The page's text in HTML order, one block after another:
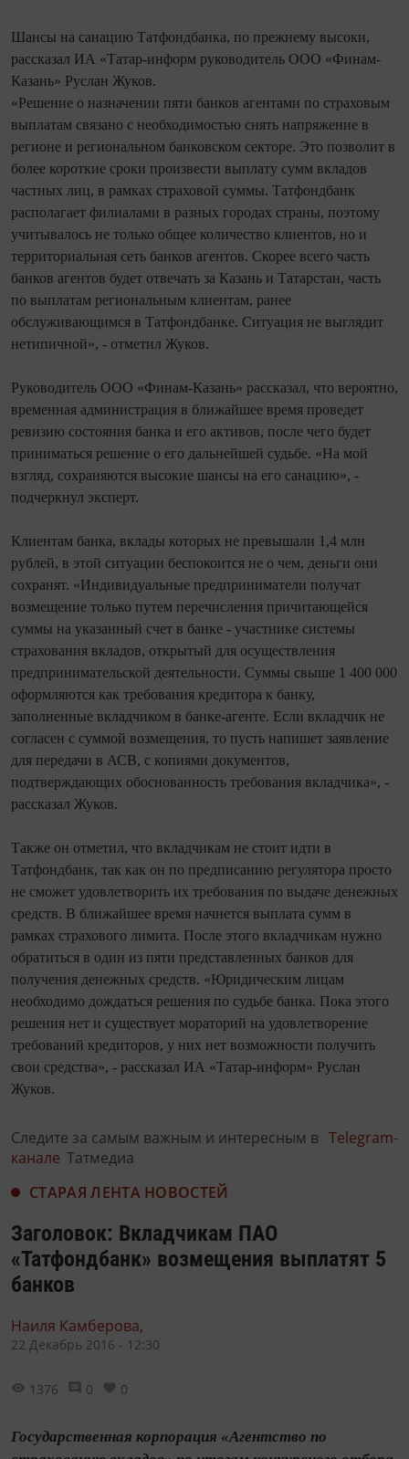
Шансы на санацию Татфондбанка, по прежнему высоки,
рассказал ИА «Татар-информ руководитель ООО «Финам-
Казань» Руслан Жуков.
«Решение о назначении пяти банков агентами по страховым
выплатам связано с необходимостью снять напряжение в
регионе и региональном банковском секторе. Это позволит в
более короткие сроки произвести выплату сумм вкладов
частных лиц, в рамках страховой суммы. Татфондбанк
располагает филиалами в разных городах страны, поэтому
учитывалось не только общее количество клиентов, но и
территориальная сеть банков агентов. Скорее всего часть
банков агентов будет отвечать за Казань и Татарстан, часть
по выплатам региональным клиентам, ранее
обслуживающимся в Татфондбанке. Ситуация не выглядит
нетипичной», - отметил Жуков.
Руководитель ООО «Финам-Казань» рассказал, что вероятно,
временная администрация в ближайшее время проведет
ревизию состояния банка и его активов, после чего будет
приниматься решение о его дальнейшей судьбе. «На мой
взгляд, сохраняются высокие шансы на его санацию», -
подчеркнул эксперт.
Клиентам банка, вклады которых не превышали 1,4 млн
рублей, в этой ситуации беспокоится не о чем, деньги они
сохранят. «Индивидуальные предприниматели получат
возмещение только путем перечисления причитающейся
суммы на указанный счет в банке - участнике системы
страхования вкладов, открытый для осуществления
предпринимательской деятельности. Суммы свыше 1 400 000
оформляются как требования кредитора к банку,
заполненные вкладчиком в банке-агенте. Если вкладчик не
согласен с суммой возмещения, то пусть напишет заявление
для передачи в АСВ, с копиями документов,
подтверждающих обоснованность требования вкладчика», -
рассказал Жуков.
Также он отметил, что вкладчикам не стоит идти в
Татфондбанк, так как он по предписанию регулятора просто
не сможет удовлетворить их требования по выдаче денежных
средств. В ближайшее время начнется выплата сумм в
рамках страхового лимита. После этого вкладчикам нужно
обратиться в один из пяти представленных банков для
получения денежных средств. «Юридическим лицам
необходимо дождаться решения по судьбе банка. Пока этого
решения нет и существует мораторий на удовлетворение
требований кредиторов, у них нет возможности получить
свои средства», - рассказал ИА «Татар-информ» Руслан
Жуков.
Следите за самым важным и интересным в Telegram-
канале Татмедиа
СТАРАЯ ЛЕНТА НОВОСТЕЙ
Заголовок: Вкладчикам ПАО
«Татфондбанк» возмещения выплатят 5
банков
Наиля Камберова,
22 Декабрь 2016 - 12:30
1376 0 0
Государственная корпорация «Агентство по